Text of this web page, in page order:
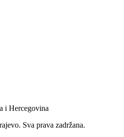
Sva prava zadržana.